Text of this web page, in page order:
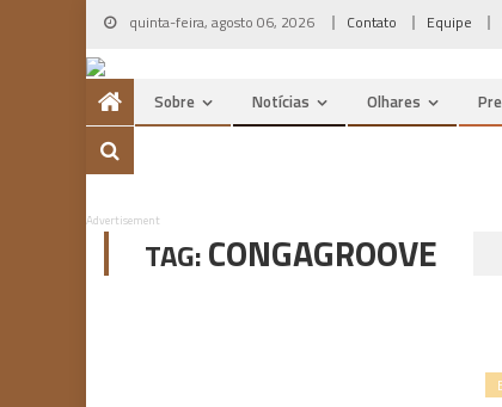
Skip
content
quinta-feira, agosto 06, 2026 Contato Equipe
Sobre Notícias Olhares
Advertisement
TAG:CONGAGROOVE